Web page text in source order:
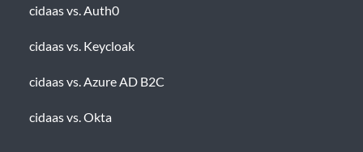
cidaas vs. Auth0
cidaas vs. Keycloak
cidaas vs. Azure AD B2C
cidaas vs. Okta